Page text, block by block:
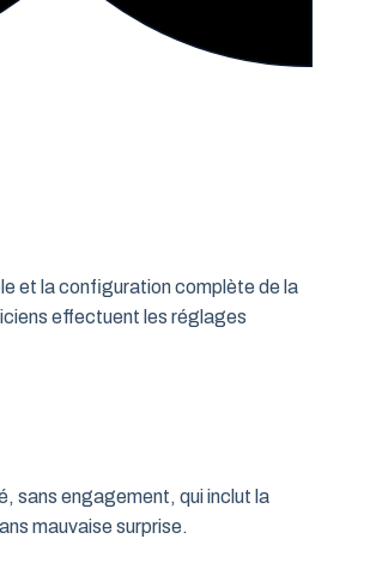
et la configuration complète de la
effectuent les réglages
sans engagement, qui inclut la
mauvaise surprise.